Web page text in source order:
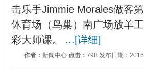
击乐手Jimmie Morales做客
体育场（鸟巢）南广场放羊
彩大师课。
...[详细]
作者： 新闻中心 点击： 798 发布日期：